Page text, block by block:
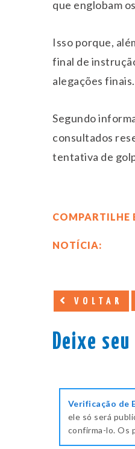
que englobam
Isso porque,
final de
alegações finais.
Segundo
consultados
tentativa de
COMPARTILHE
NOTÍCIA:
VOLTAR
Deixe
Verificação de
ele só será
confirma-lo. Os